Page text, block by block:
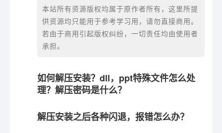
本站所有资源版权均属于原作者所有，这里所提
供资源均只能用于参考学习用，请勿直接商用。
若由于商用引起版权纠纷，一切责任均由使用者
承担。
如何解压安装？dll，ppt特殊文件怎么处
理？解压密码是什么？
解压安装之后各种闪退，报错怎么办？